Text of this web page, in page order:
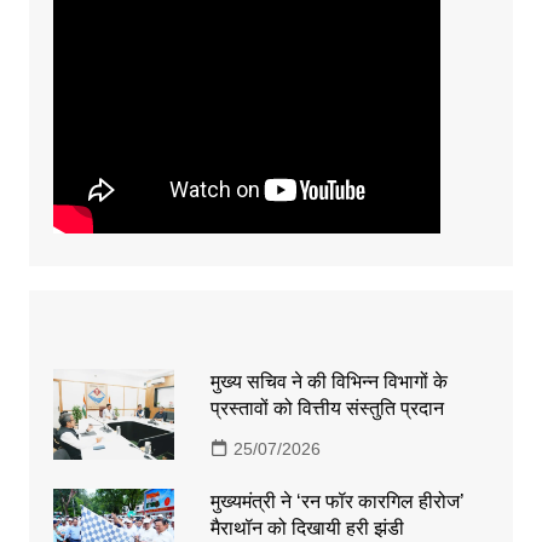
मुख्य सचिव ने की विभिन्न विभागों के
प्रस्तावों को वित्तीय संस्तुति प्रदान
25/07/2026
मुख्यमंत्री ने ‘रन फॉर कारगिल हीरोज’
मैराथॉन को दिखायी हरी झंडी